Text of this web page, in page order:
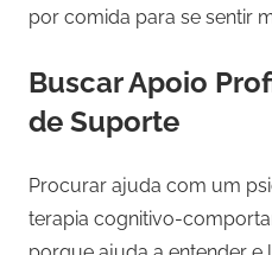
por comida para se sentir
Buscar Apoio
de Suporte
Procurar ajuda com um
terapia cognitivo-